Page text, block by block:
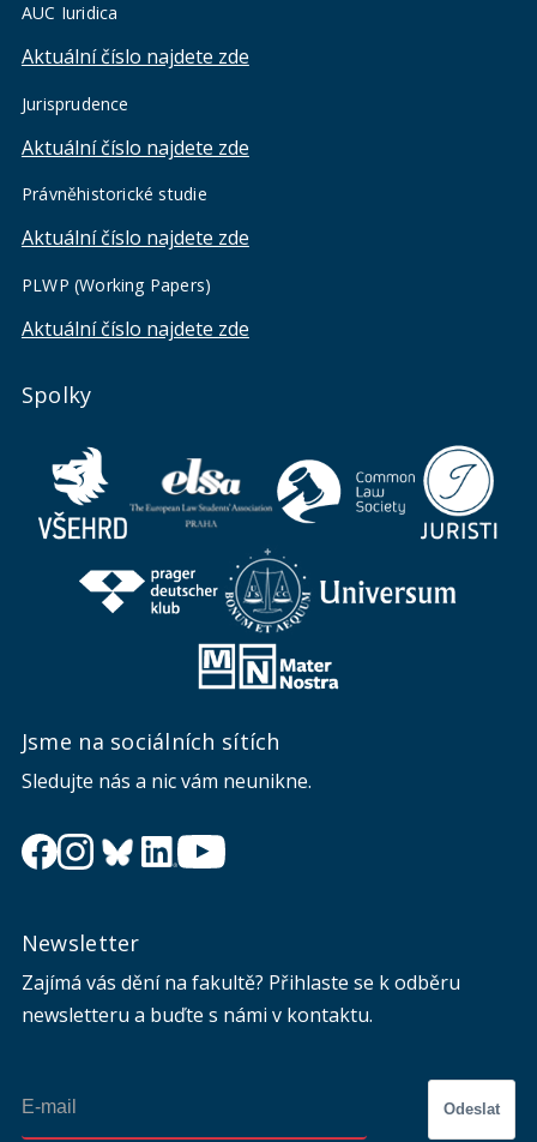
AUC Iuridica
Aktuální číslo najdete zde
Jurisprudence
Aktuální číslo najdete zde
Právněhistorické studie
Aktuální číslo najdete zde
PLWP (Working Papers)
Aktuální číslo najdete zde
Spolky
Jsme na sociálních sítích
Sledujte nás a nic vám neunikne.
Newsletter
Zajímá vás dění na fakultě? Přihlaste se k odběru
newsletteru a buďte s námi v kontaktu.
Odeslat